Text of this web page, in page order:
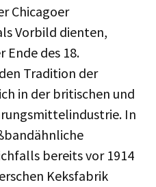
Chicagoer
Vorbild dienten,
Ende des 18.
Tradition der
in der britischen und
In
bereits vor 1914
Keksfabrik